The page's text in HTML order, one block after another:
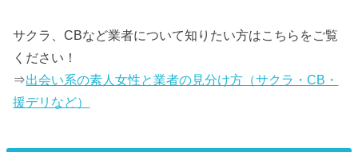
サクラ、CBなど業者について知りたい方はこちらをご覧
ください！
⇒出会い系の素人女性と業者の見分け方（サクラ・CB・
援デリなど）